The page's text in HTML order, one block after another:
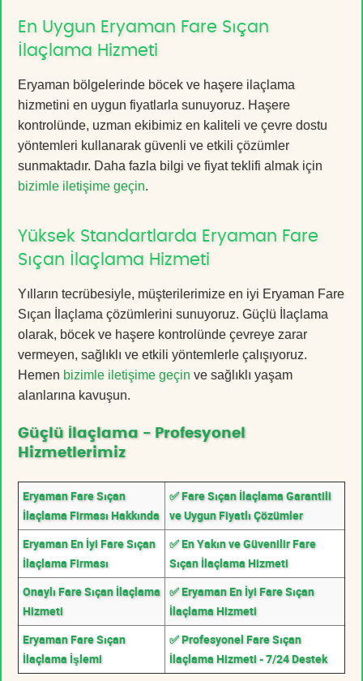
En Uygun Eryaman Fare Sıçan
İlaçlama Hizmeti
Eryaman bölgelerinde böcek ve haşere ilaçlama
hizmetini en uygun fiyatlarla sunuyoruz. Haşere
kontrolünde, uzman ekibimiz en kaliteli ve çevre dostu
yöntemleri kullanarak güvenli ve etkili çözümler
sunmaktadır. Daha fazla bilgi ve fiyat teklifi almak için
bizimle iletişime geçin.
Yüksek Standartlarda Eryaman Fare
Sıçan İlaçlama Hizmeti
Yılların tecrübesiyle, müşterilerimize en iyi Eryaman Fare
Sıçan İlaçlama çözümlerini sunuyoruz. Güçlü İlaçlama
olarak, böcek ve haşere kontrolünde çevreye zarar
vermeyen, sağlıklı ve etkili yöntemlerle çalışıyoruz.
Hemen bizimle iletişime geçin ve sağlıklı yaşam
alanlarına kavuşun.
Güçlü İlaçlama - Profesyonel
Hizmetlerimiz
Eryaman Fare Sıçan
İlaçlama Firması Hakkında
✅ Fare Sıçan İlaçlama Garantili
ve Uygun Fiyatlı Çözümler
Eryaman En İyi Fare Sıçan
İlaçlama Firması
✅ En Yakın ve Güvenilir Fare
Sıçan İlaçlama Hizmeti
Onaylı Fare Sıçan İlaçlama
Hizmeti
✅ Eryaman En İyi Fare Sıçan
İlaçlama Hizmeti
Eryaman Fare Sıçan
İlaçlama İşlemi
✅ Profesyonel Fare Sıçan
İlaçlama Hizmeti - 7/24 Destek